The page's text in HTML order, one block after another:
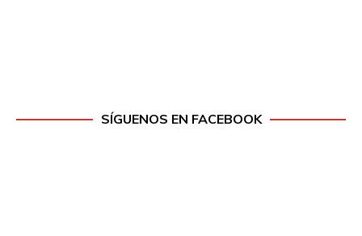
SÍGUENOS EN FACEBOOK